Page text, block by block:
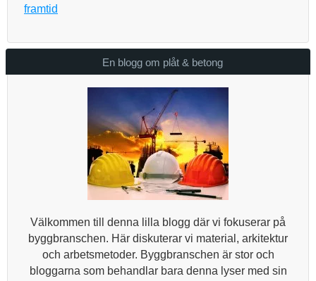
framtid
En blogg om plåt & betong
Välkommen till denna lilla blogg där vi fokuserar på
byggbranschen. Här diskuterar vi material, arkitektur
och arbetsmetoder. Byggbranschen är stor och
bloggarna som behandlar bara denna lyser med sin